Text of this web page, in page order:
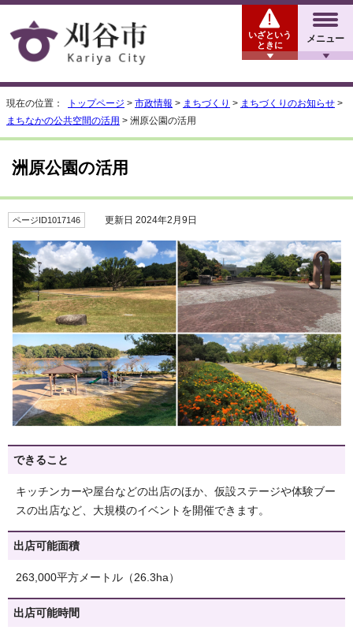
メニュー
いざという
ときに
現在の位置： トップページ > 市政情報 > まちづくり > まちづくりのお知らせ >
まちなかの公共空間の活用 > 洲原公園の活用
洲原公園の活用
ページID1017146 更新日 2024年2月9日
できること
キッチンカーや屋台などの出店のほか、仮設ステージや体験ブー
スの出店など、大規模のイベントを開催できます。
出店可能面積
263,000平方メートル（26.3ha）
出店可能時間